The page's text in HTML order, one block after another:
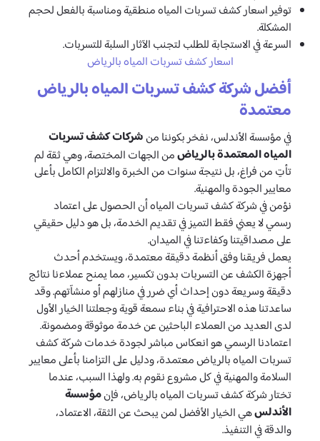
توفير اسعار كشف تسربات المياه منطقية ومناسبة بالفعل لحجم
المشكلة.
السرعة في الاستجابة للطلب لتجنب الآثار السلبة للتسربات.
اسعار كشف تسربات المياه بالرياض
أفضل شركة كشف تسربات المياه بالرياض
معتمدة
في مؤسسة الأندلس، نفخر بكوننا منشركات كشف تسربات
المياه المعتمدة بالرياضمن الجهات المختصة، وهي ثقة لم
تأتِ من فراغ، بل نتيجة سنوات من الخبرة والالتزام الكامل بأعلى
معايير الجودة والمهنية.
نؤمن في شركة كشف تسربات المياه أن الحصول على اعتماد
رسمي لا يعني فقط التميز في تقديم الخدمة، بل هو دليل حقيقي
على مصداقيتنا وكفاءتنا في الميدان.
يعمل فريقنا وفق أنظمة دقيقة معتمدة، ويستخدم أحدث
أجهزة الكشف عن التسربات بدون تكسير، مما يمنح عملاءنا نتائج
دقيقة وسريعة دون إحداث أي ضرر في منازلهم أو منشآتهم. وقد
ساعدتنا هذه الاحترافية في بناء سمعة قوية وجعلتنا الخيار الأول
لدى العديد من العملاء الباحثين عن خدمة موثوقة ومضمونة.
اعتمادنا الرسمي هو انعكاس مباشر لجودة خدمات شركة كشف
تسربات المياه بالرياض معتمدة، ودليل على التزامنا بأعلى معايير
السلامة والمهنية في كل مشروع نقوم به. ولهذا السبب، عندما
تختار شركة كشف تسربات المياه بالرياض، فإنمؤسسة
الأندلسهي الخيار الأفضل لمن يبحث عن الثقة، الاعتماد،
والدقة في التنفيذ.